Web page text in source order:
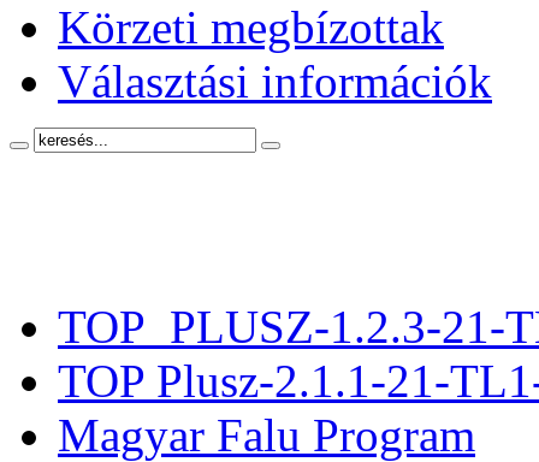
Körzeti megbízottak
Választási információk
TOP_PLUSZ-1.2.3-21-
TOP Plusz-2.1.1-21-
Magyar Falu Program